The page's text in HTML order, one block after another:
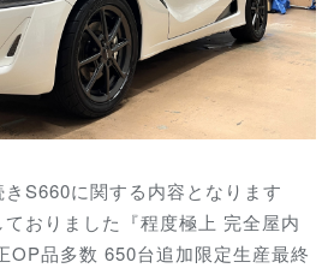
S660に関する内容となります
おりました『程度極上 完全屋内
OP品多数 650台追加限定生産最終